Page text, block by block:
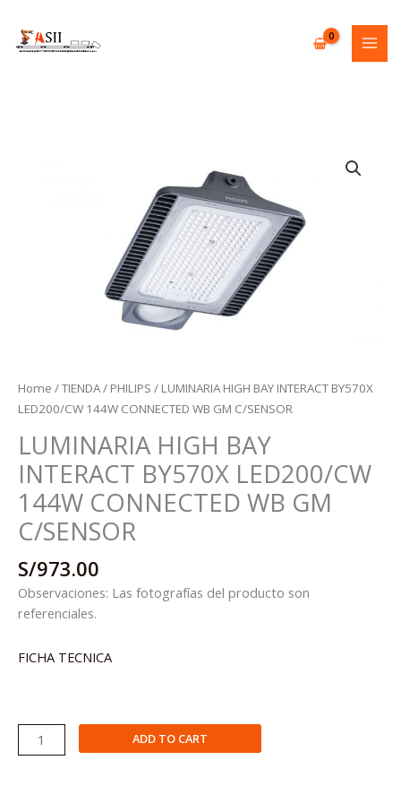
content
Home /TIENDA/ PHILIPS / LUMINARIA HIGH BAY INTERACT BY570X
LED200/CW 144W CONNECTED WB GM C/SENSOR
LUMINARIA HIGH BAY
INTERACT BY570X LED200/CW
144W CONNECTED WB GM
C/SENSOR
S/973.00
Observaciones: Las fotografías del producto son
referenciales.
FICHA TECNICA
LUMINARIA
HIGH
ADD TO CART